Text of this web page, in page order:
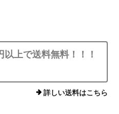
以上で送料無料！！！
詳しい送料はこちら